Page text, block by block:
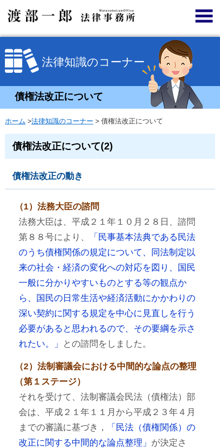
法律知識のコーナー
債権法改正について
ホーム >法律知識のコーナー > 債権法改正について
債権法改正について(2)
債権法改正の動き
（1）法務大臣の諮問
法務大臣は、平成２１年１０月２８日、諮問
第８８号により、
「民事基本法典である民法
のうち債権関係の規定について、同法制定以
来の社会・経済の変化への対応を図り、国民
一般に分かりやすいものとする等の観点か
ら、国民の日常生活や経済活動にかかわりの
深い契約に関する規定を中心に見直しを行う
必要があると思われるので、その要綱を示さ
れたい。」
との諮問をしました。
（2）法制審議会における中間的な論点の整理
（第１ステージ）
それを受けて、法制審議会民法（債権法）部
会は、平成２１年１１月から平成２３年４月
までの審議に基づき，
「民法（債権関係）の
改正に関する中間的な論点整理」 が決定さ